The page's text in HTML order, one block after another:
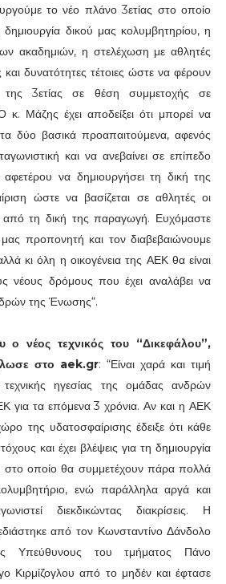
το νέο πλάνο 3ετίας στο οποίο
δημιουργία δικού μας κολυμβητηρίου, η
ακαδημιών, η στελέχωση με αθλητές
και δυνατότητες τέτοιες ώστε να φέρουν
3ετίας σε θέση συμμετοχής σε
Μάζης έχει αποδείξει ότι μπορεί να
δύο βασικά προαπαιτούμενα, αφενός
και να ανεβαίνει σε επίπεδο
να δημιουργήσει τη δική της
ώστε να βασίζεται σε αθλητές οι
από τη δική της παραγωγή. Ευχόμαστε
προπονητή και τον διαβεβαιώνουμε
κι όλη η οικογένεια της ΑΕΚ θα είναι
νέους δρόμους που έχει αναλάβει να
της Ένωσης“.
νέος τεχνικός του “Δικεφάλου”,
στο aek.gr: “Είναι χαρά και τιμή
ηγεσίας της ομάδας ανδρών
για τα επόμενα 3 χρόνια. Αν και η ΑΕΚ
της υδατοσφαίρισης έδειξε ότι κάθε
και έχει βλέψεις για τη δημιουργία
στο οποίο θα συμμετέχουν πάρα πολλά
ενώ παράλληλα αργά και
διεκδικώντας διακρίσεις. Η
από τον Κωνσταντίνο Δάνδολο
Υπεύθυνους του τμήματος Πάνο
Κιρμίζογλου από το μηδέν και έφτασε